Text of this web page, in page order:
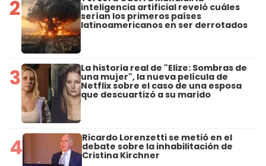
2 inteligencia artificial reveló cuáles
serían los primeros países
latinoamericanos en ser derrotados
3 La historia real de "Elize: Sombras de
una mujer", la nueva película de
Netflix sobre el caso de una esposa
que descuartizó a su marido
4 Ricardo Lorenzetti se metió en el
debate sobre la inhabilitación de
Cristina Kirchner